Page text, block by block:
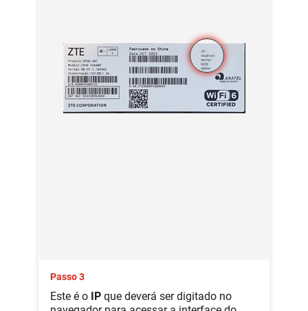
Passo 3
Este é o IP que deverá ser digitado no